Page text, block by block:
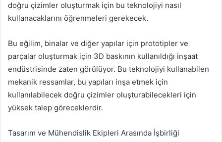
doğru çizimler oluşturmak için bu teknolojiyi nasıl
kullanacaklarını öğrenmeleri gerekecek.
Bu eğilim, binalar ve diğer yapılar için prototipler ve
parçalar oluşturmak için 3D baskının kullanıldığı inşaat
endüstrisinde zaten görülüyor. Bu teknolojiyi kullanabilen
mekanik ressamlar, bu yapıları inşa etmek için
kullanılabilecek doğru çizimler oluşturabilecekleri için
yüksek talep göreceklerdir.
Tasarım ve Mühendislik Ekipleri Arasında İşbirliği